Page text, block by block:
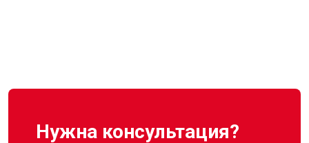
Нужна консультация?